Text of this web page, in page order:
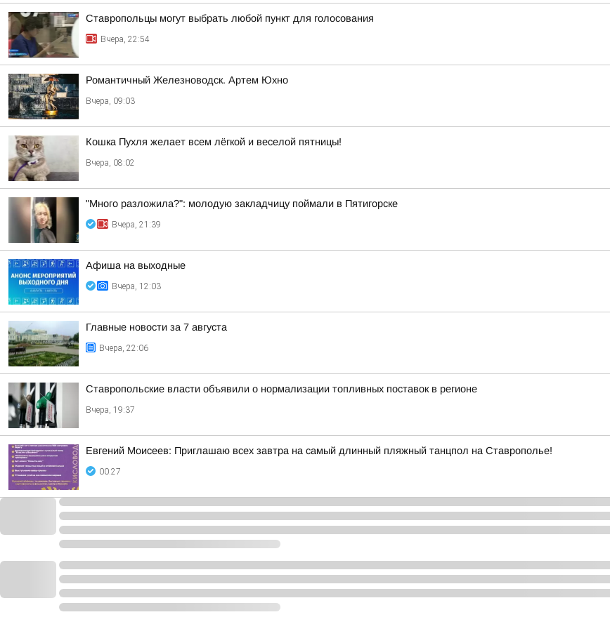
Ставропольцы могут выбрать любой пункт для голосования
Вчера, 22:54
Романтичный Железноводск. Артем Юхно
Вчера, 09:03
Кошка Пухля желает всем лёгкой и веселой пятницы!
Вчера, 08:02
"Много разложила?": молодую закладчицу поймали в Пятигорске
Вчера, 21:39
Афиша на выходные
Вчера, 12:03
Главные новости за 7 августа
Вчера, 22:06
Ставропольские власти объявили о нормализации топливных поставок в регионе
Вчера, 19:37
Евгений Моисеев: Приглашаю всех завтра на самый длинный пляжный танцпол на Ставрополье!
00:27